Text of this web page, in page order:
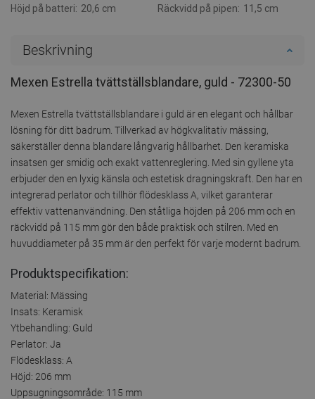
Höjd på batteri: 20,6 cm Räckvidd på pipen: 11,5 cm
Beskrivning
Mexen Estrella tvättställsblandare, guld - 72300-50
Mexen Estrella tvättställsblandare i guld är en elegant och hållbar
lösning för ditt badrum. Tillverkad av högkvalitativ mässing,
säkerställer denna blandare långvarig hållbarhet. Den keramiska
insatsen ger smidig och exakt vattenreglering. Med sin gyllene yta
erbjuder den en lyxig känsla och estetisk dragningskraft. Den har en
integrerad perlator och tillhör flödesklass A, vilket garanterar
effektiv vattenanvändning. Den ståtliga höjden på 206 mm och en
räckvidd på 115 mm gör den både praktisk och stilren. Med en
huvuddiameter på 35 mm är den perfekt för varje modernt badrum.
Produktspecifikation:
Material: Mässing
Insats: Keramisk
Ytbehandling: Guld
Perlator: Ja
Flödesklass: A
Höjd: 206 mm
Uppsugningsområde: 115 mm